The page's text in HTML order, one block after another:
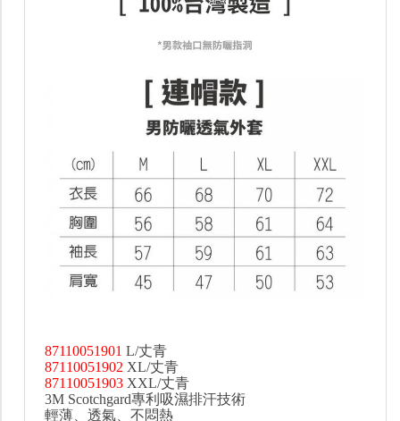
87110051901 L/丈青
87110051902 XL/丈青
87110051903 XXL/丈青
3M Scotchgard專利吸濕排汗技術
輕薄、透氣、不悶熱